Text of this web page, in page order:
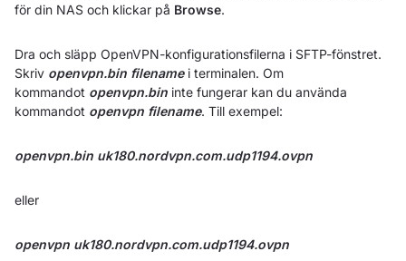
för din NAS och klickar på Browse.
Dra och släpp OpenVPN-konfigurationsfilerna i SFTP-fönstret.
Skriv openvpn.bin filenamei terminalen. Om
kommandot openvpn.bin inte fungerar kan du använda
kommandot openvpn filename. Till exempel:
openvpn.bin uk180.nordvpn.com.udp1194.ovpn
eller
openvpn uk180.nordvpn.com.udp1194.ovpn